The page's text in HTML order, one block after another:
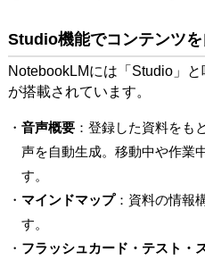
Studio機能でコンテンツ
NotebookLMには「Studio」
が搭載されています。
・ 音声概要：登録した資料をも
声を自動生成。移動中や作業
す。
・ マインドマップ：資料の情報
す。
・ フラッシュカード・テスト・